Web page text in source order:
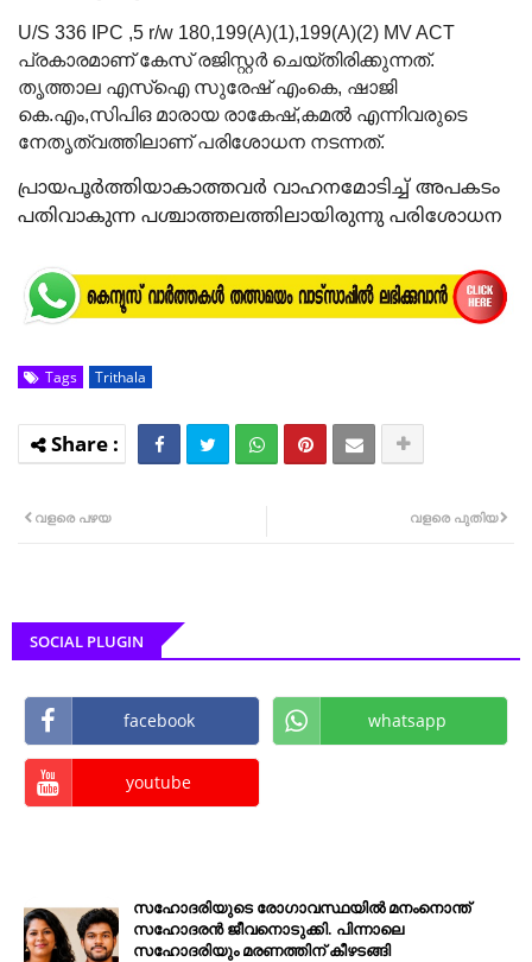
U/S 336 IPC ,5 r/w 180,199(A)(1),199(A)(2) MV ACT
പ്രകാരമാണ് കേസ് രജിസ്റ്റർ ചെയ്തിരിക്കുന്നത്.
തൃത്താല എസ്ഐ സുരേഷ് എംകെ, ഷാജി
കെ.എം,സിപിഒ മാരായ രാകേഷ്,കമൽ എന്നിവരുടെ
നേതൃത്വത്തിലാണ് പരിശോധന നടന്നത്.
പ്രായപൂർത്തിയാകാത്തവർ വാഹനമോടിച്ച് അപകടം
പതിവാകുന്ന പശ്ചാത്തലത്തിലായിരുന്നു പരിശോധന
Tags Trithala
വളരെ പുതിയ
വളരെ പഴയ
SOCIAL PLUGIN
facebook whatsapp
youtube
സഹോദരിയുടെ രോഗാവസ്ഥയിൽ മനംനൊന്ത്
സഹോദരൻ ജീവനൊടുക്കി. പിന്നാലെ
സഹോദരിയും മരണത്തിന് കീഴടങ്ങി